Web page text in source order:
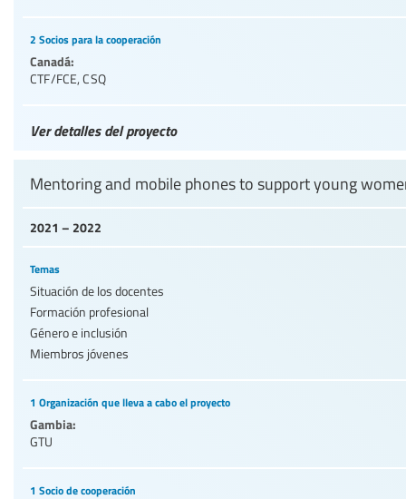
2 Socios para la cooperación
Canadá:
CTF/FCE,CSQ
Ver detalles del proyecto
2021 – 2022
Mentoring and mobile phones to support young
Temas
Situación de los docentes
Formación profesional
Género e inclusión
Miembros jóvenes
1 Organización que lleva a cabo el proyecto
Gambia:
GTU
1 Socio de cooperación